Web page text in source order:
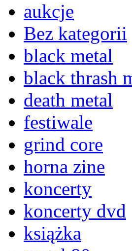
aukcje
Bez kategorii
black metal
black thrash
death metal
festiwale
grind core
horna zine
koncerty
koncerty dvd
książka